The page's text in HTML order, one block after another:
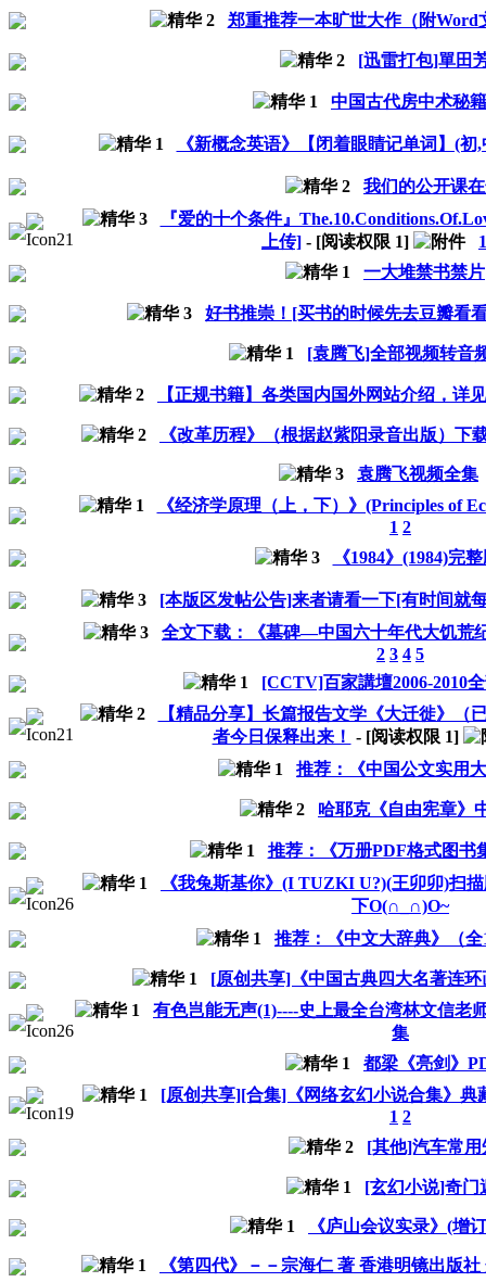
郑重推荐一本旷世大作（附Word
[迅雷打包]單田
中国古代房中术秘籍
《新概念英语》【闭着眼睛记单词】(初
我们的公开课
『爱的十个条件』
上传] - [阅读权限 1]
1
一大堆禁书禁片
好书推崇！[买书的时候先去豆瓣看
[袁腾飞]全部视频转音
【正规书籍】各类国内国外网站介绍，详
《改革历程》（根据赵紫阳录音出版）下
袁腾飞视频全集
《经济学原理（上，下）》(Principles of
1 2
《1984》(1984)完
[本版区发帖公告]来者请看一下[有时间就
全文下载：《墓碑—中国六十年代大饥荒
2 3 4 5
[CCTV]百家講壇2006-2010
【精品分享】长篇报告文学《大迁徙》
者今日保释出来！ - [阅读权限 1]
推荐：《中国公文实用
哈耶克《自由宪章》
推荐：《万册PDF格式图书
《我兔斯基你》(I TUZKI U?)(王卯卯)扫
下O(∩_∩)O~
推荐：《中文大辞典》（全
[原创共享]《中国古典四大名著连环
有色岂能无声(1)----史上最全台湾林文信老
集
都梁《亮剑》
[原创共享][合集]《网络玄幻小说合集》典
1 2
[其他]汽车常用
[玄幻小说]奇门
《庐山会议实录》(增
《第四代》－－宗海仁 著 香港明镜出版